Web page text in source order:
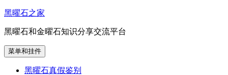
跳
内
容
黑曜石之家
黑曜石和金曜石知识分享交流平台
菜单和挂件
黑曜石真假鉴别